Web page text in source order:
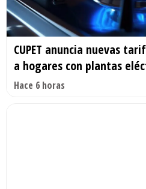
CUPET anuncia nuevas
a hogares con plantas
Hace 6 horas